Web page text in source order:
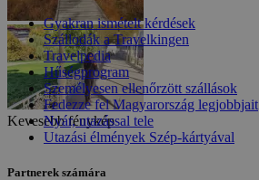
Kevesebb fénykép
Gyakran ismételt kérdések
Szállodák a Travelkingen
Travelpedia
Hűségprogram
Személyesen ellenőrzött szállások
Fedezze fel Magyarország legjobbjait
Nyár, utazással tele
Utazási élmények Szép-kártyával
Partnerek számára